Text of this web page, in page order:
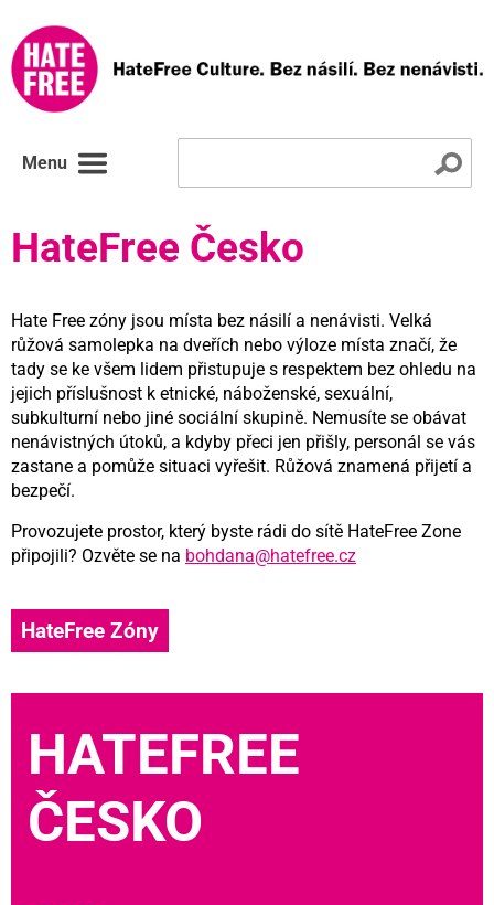
Menu
HateFree Česko
Hate Free zóny jsou místa bez násilí a nenávisti. Velká
růžová samolepka na dveřích nebo výloze místa značí, že
tady se ke všem lidem přistupuje s respektem bez ohledu na
jejich příslušnost k etnické, náboženské, sexuální,
subkulturní nebo jiné sociální skupině. Nemusíte se obávat
nenávistných útoků, a kdyby přeci jen přišly, personál se vás
zastane a pomůže situaci vyřešit. Růžová znamená přijetí a
bezpečí.
Provozujete prostor, který byste rádi do sítě HateFree Zone
připojili? Ozvěte se na bohdana@hatefree.cz
HateFree Zóny
HATEFREE
ČESKO